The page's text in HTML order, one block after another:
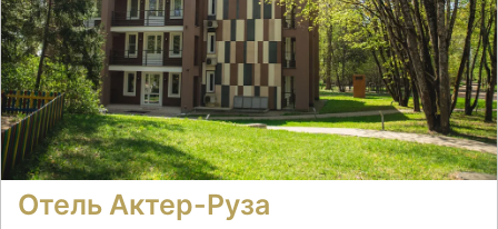
Отель Актер-Руза